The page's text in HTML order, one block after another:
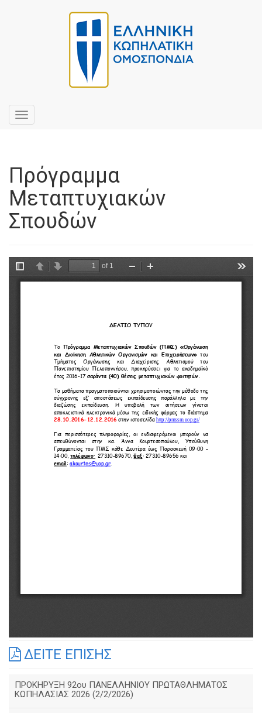
Toggle
navigation
Πρόγραμμα
Μεταπτυχιακών
Σπουδών
ΔΕΙΤΕ ΕΠΙΣΗΣ
ΠΡΟΚΗΡΥΞΗ 92ου ΠΑΝΕΛΛΗΝΙΟΥ ΠΡΩΤΑΘΛΗΜΑΤΟΣ
ΚΩΠΗΛΑΣΙΑΣ 2026 (2/2/2026)